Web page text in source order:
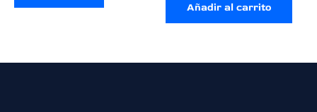
Añadir al carrito